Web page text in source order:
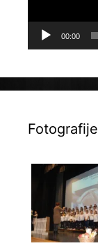
00:00
Fotografije